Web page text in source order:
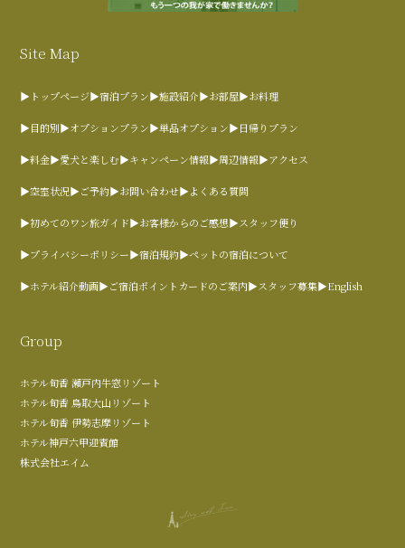
Site Map
▶トップページ▶宿泊プラン▶施設紹介▶お部屋▶お料理
▶目的別▶オプションプラン▶単品オプション▶日帰りプラン
▶料金▶愛犬と楽しむ▶キャンペーン情報▶周辺情報▶アクセス
▶空室状況▶ご予約▶お問い合わせ▶よくある質問
▶初めてのワン旅ガイド▶お客様からのご感想▶スタッフ便り
▶プライバシーポリシー▶宿泊規約▶ペットの宿泊について
▶ホテル紹介動画▶ご宿泊ポイントカードのご案内▶スタッフ募集▶English
Group
ホテル旬香 瀬戸内牛窓リゾート
ホテル旬香 鳥取大山リゾート
ホテル旬香 伊勢志摩リゾート
ホテル神戸六甲迎賓館
株式会社エイム